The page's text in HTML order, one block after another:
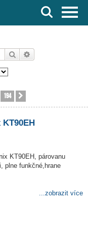
Hledat
194
KT90EH, párovanu
plne funkčné,hrane
...zobrazit více